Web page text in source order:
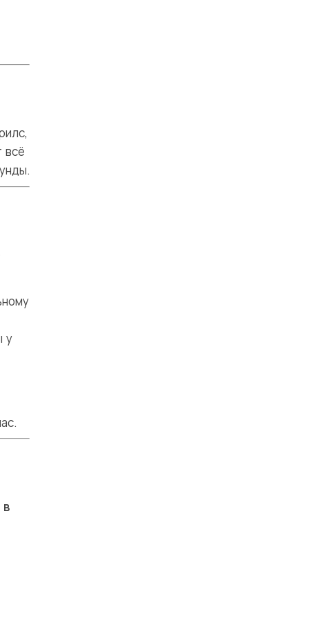
всё
у
в